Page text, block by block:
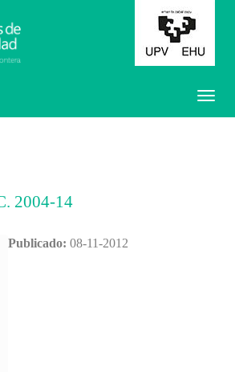
2004-14
Publicado: 08-11-2012